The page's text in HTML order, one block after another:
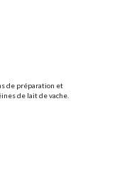
de préparation et
de lait de vache.